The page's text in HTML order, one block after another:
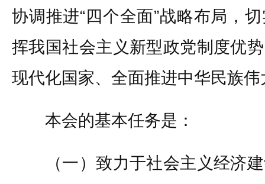
协调推进“四个全面”战略布局，
挥我国社会主义新型政党制度优
现代化国家、全面推进中华民族
本会的基本任务是：
（一）致力于社会主义经济建